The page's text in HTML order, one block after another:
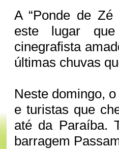
A “Ponde de
este lugar
cinegrafista
últimas chuvas
Neste domingo,
e turistas que
até da Paraíba.
barragem